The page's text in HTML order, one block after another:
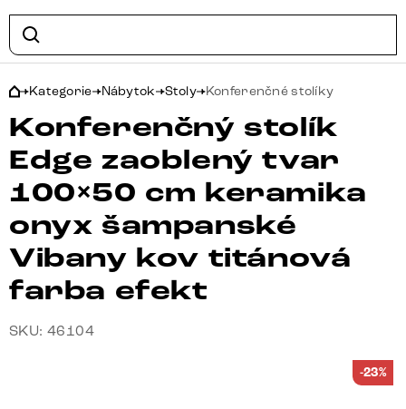
Kategorie Nábytok Stoly Konferenčné stolíky
Konferenčný stolík
Edge zaoblený tvar
100×50 cm keramika
onyx šampanské
Vibany kov titánová
farba efekt
SKU: 46104
-23%